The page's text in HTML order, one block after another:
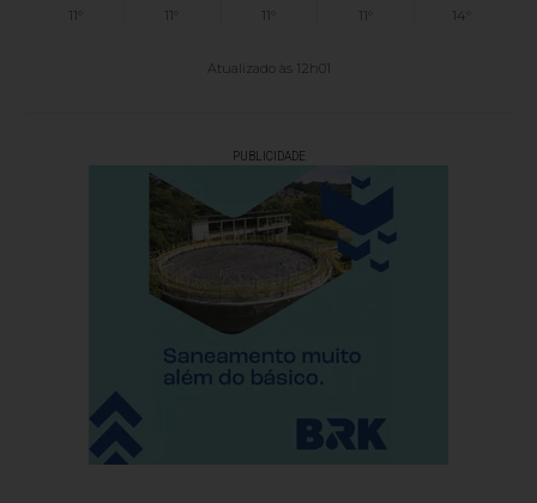
11°
11°
11°
11°
14°
Atualizado às 12h01
PUBLICIDADE